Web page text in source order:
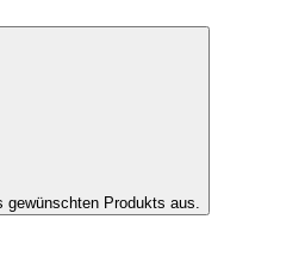
Produkts aus.